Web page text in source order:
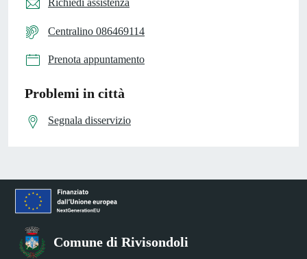
Richiedi assistenza
Centralino 086469114
Prenota appuntamento
Problemi in città
Segnala disservizio
Comune di Rivisondoli